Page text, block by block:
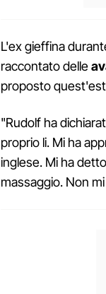
L'ex gieffina
raccontato delle
proposto
"Rudolf ha
proprio li. Mi ha
inglese. Mi ha
massaggio. Non